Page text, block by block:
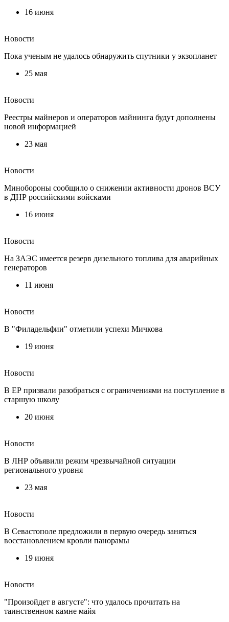
16 июня
Новости
Пока ученым не удалось обнаружить спутники у экзопланет
25 мая
Новости
Реестры майнеров и операторов майнинга будут дополнены
новой информацией
23 мая
Новости
Минобороны сообщило о снижении активности дронов ВСУ
в ДНР российскими войсками
16 июня
Новости
На ЗАЭС имеется резерв дизельного топлива для аварийных
генераторов
11 июня
Новости
В "Филадельфии" отметили успехи Мичкова
19 июня
Новости
В ЕР призвали разобраться с ограничениями на поступление в
старшую школу
20 июня
Новости
В ЛНР объявили режим чрезвычайной ситуации
регионального уровня
23 мая
Новости
В Севастополе предложили в первую очередь заняться
восстановлением кровли панорамы
19 июня
Новости
"Произойдет в августе": что удалось прочитать на
таинственном камне майя